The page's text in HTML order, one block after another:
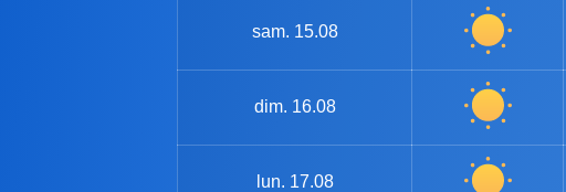
sam. 15.08
dim. 16.08
lun. 17.08